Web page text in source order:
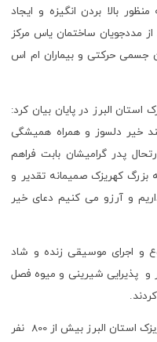
بالا بردن انگیزه و ایجاد
مددجویان ساختمان یاس مرکز
جسمی حرکتی و بیماران ام اس
البرز در پایان بیان کرد:
خیر دلسوز و همراه همیشگی
پدر گرامیشان بابت فراهم
بزرگ کهریزک صمیمانه تقدیر و
و آرزو می کنیم دعای خیر
و اجرای موسیقی زنده و شاد
و پذیرایی شیرینی و میوه فصل
لازم به ذکر است در آسایشگاه خیریه کهریزک استان البرز بیش از 800 نفر